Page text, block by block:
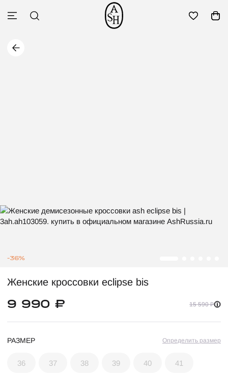
-36%
Женские кроссовки eclipse bis
9 990 ₽ 15 590 ₽
РАЗМЕР Определить размер
36 37 38 39 40 41